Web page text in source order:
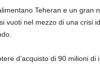
Teheran e un gran
vuoti nel mezzo di una crisi
d’acquisto di 90 milioni di